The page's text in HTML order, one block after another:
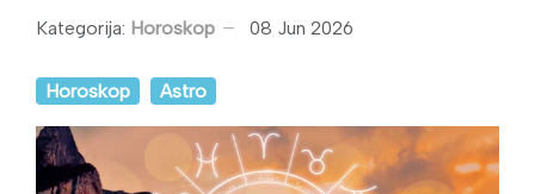
Kategorija: Horoskop 08 Jun 2026
Horoskop Astro